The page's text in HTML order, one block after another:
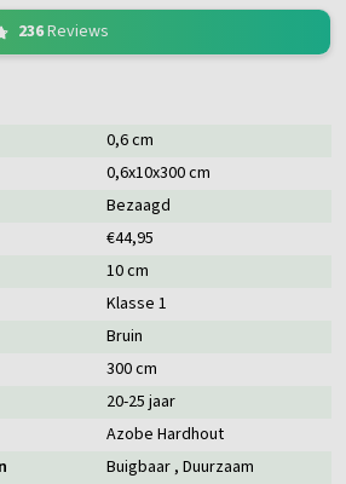
236Reviews
0,6 cm
0,6x10x300 cm
Bezaagd
€44,95
10 cm
Klasse 1
Bruin
300 cm
20-25 jaar
Azobe Hardhout
Buigbaar, Duurzaam